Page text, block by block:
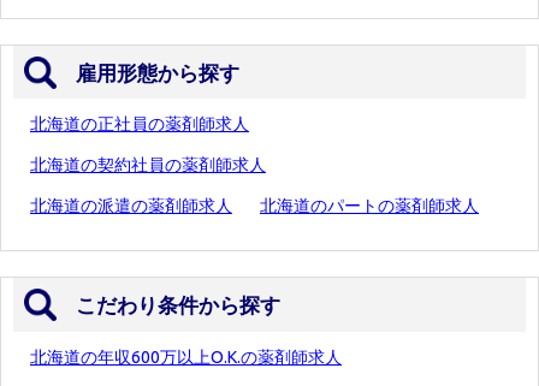
雇用形態から探す
北海道の正社員の薬剤師求人
北海道の契約社員の薬剤師求人
北海道の派遣の薬剤師求人 北海道のパートの薬剤師求人
こだわり条件から探す
北海道の年収600万以上O.K.の薬剤師求人